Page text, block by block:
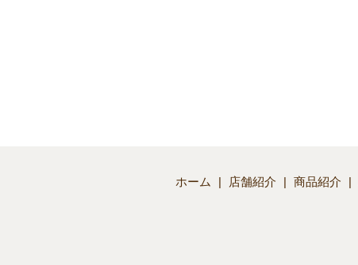
ホーム 店舗紹介 商品紹介